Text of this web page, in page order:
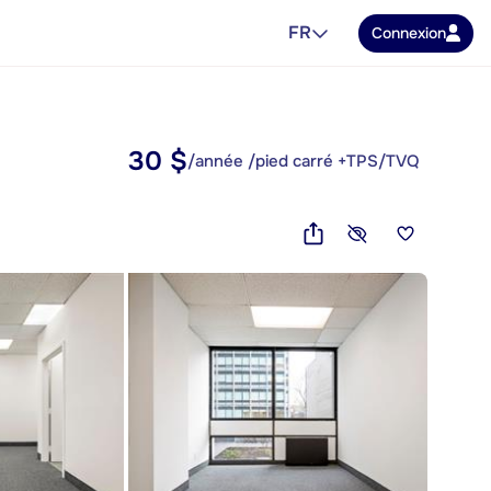
FR Connexion
30 $/année /pied carré +TPS/TVQ